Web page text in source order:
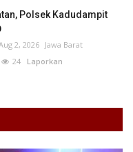
Polsek Kadudampit
2, 2026 Jawa Barat
24 Laporkan